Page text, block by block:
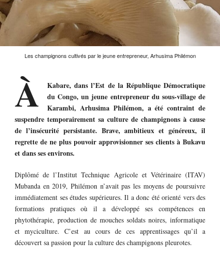
Les champignons cultivés par le jeune entrepreneur, Arhusima Philémon
À
Kabare, dans l’Est de la République Démocratique
du Congo, un jeune entrepreneur du sous-village de
Karambi, Arhusima Philémon, a été contraint de
suspendre temporairement sa culture de champignons à cause
de l’insécurité persistante. Brave, ambitieux et généreux, il
regrette de ne plus pouvoir approvisionner ses clients à Bukavu
et dans ses environs.
Diplômé de l’Institut Technique Agricole et Vétérinaire (ITAV)
Mubanda en 2019, Philémon n’avait pas les moyens de poursuivre
immédiatement ses études supérieures. Il a donc été orienté vers des
formations pratiques où il a développé ses compétences en
phytothérapie, production de mouches soldats noires, informatique
et myciculture. C’est au cours de ces apprentissages qu’il a
découvert sa passion pour la culture des champignons pleurotes.